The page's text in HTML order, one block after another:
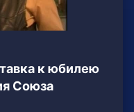
к юбилею
Союза